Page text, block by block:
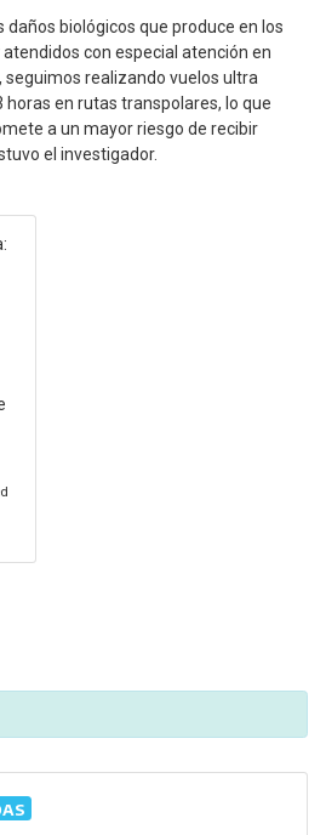
daños biológicos que produce en los
con especial atención en
realizando vuelos ultra
en rutas transpolares, lo que
a un mayor riesgo de recibir
el investigador.